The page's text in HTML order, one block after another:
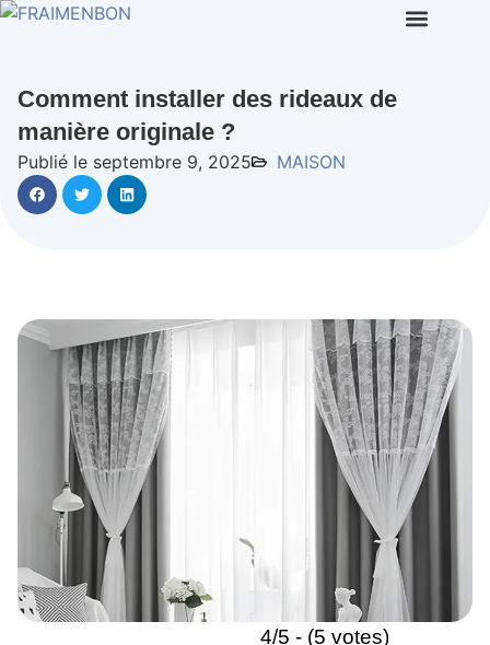
Comment installer des rideaux de
manière originale ?
Publié le septembre 9, 2025 MAISON
4/5 - (5 votes)